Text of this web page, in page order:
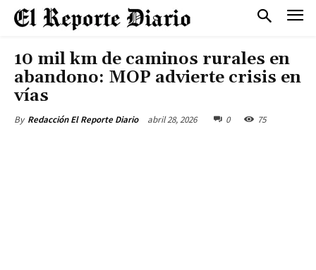
10 mil km de caminos rurales en
abandono: MOP advierte crisis en
vías
By Redacción El Reporte Diario abril 28, 2026 0 75